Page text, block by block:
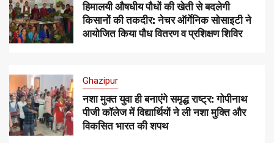
हिमालयी औषधीय पौधों की खेती से बदलेगी
किसानों की तकदीर: नेचर ऑर्गेनिक सोसाइटी ने
आयोजित किया पौध वितरण व प्रशिक्षण शिविर
Ghazipur
नशा मुक्त युवा ही बनाएंगे समृद्ध राष्ट्र: गोपीनाथ
पीजी कॉलेज में विद्यार्थियों ने ली नशा मुक्ति और
विकसित भारत की शपथ